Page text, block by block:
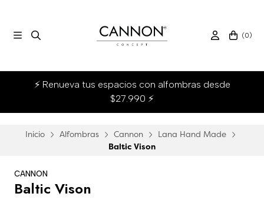
(0)
⚡ Renueva tus espacios con alfombras desde
$27.990 ⚡
Inicio Alfombras Cannon
Lana Hand Made
Baltic Vison
CANNON
Baltic Vison